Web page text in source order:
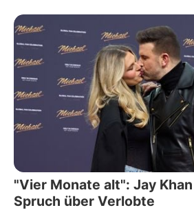
"Vier Monate alt": Jay
Spruch über Verlobte